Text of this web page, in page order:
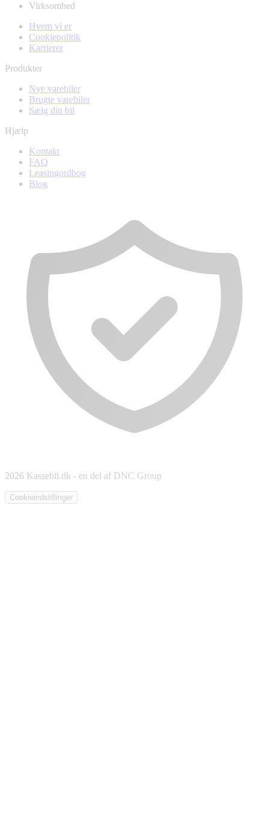
Virksomhed
Hvem vi er
Cookiepolitik
Karrierer
Produkter
Nye varebiler
Brugte varebiler
Sælg din bil
Hjælp
Kontakt
FAQ
Leasingordbog
Blog
2026 Kassebil.dk - en del af DNC Group
Cookieindstillinger